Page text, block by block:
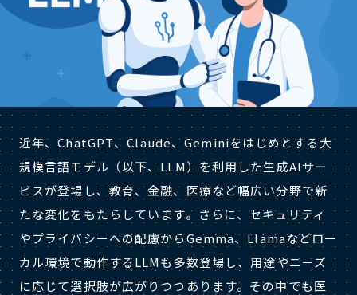
近年、ChatGPT、Claude、Geminiをはじめとする大
規模言語モデル（以下、LLM）を利用した生成AIサー
ビスが登場し、教育、金融、医療など幅広い分野で新
たな変化をもたらしています。さらに、セキュリティ
やプライバシーへの配慮からGemma、Llamaなどロー
カル環境で動作するLLMも多数登場し、用途やニーズ
に応じて選択肢が広がりつつあります。その中でも医